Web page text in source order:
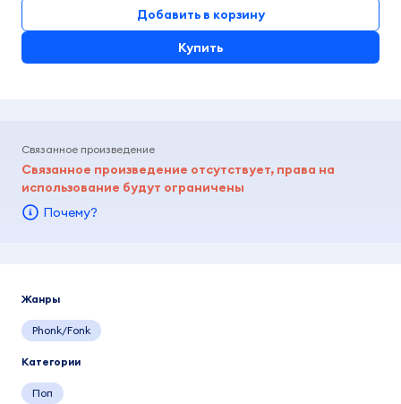
Добавить в корзину
Купить
Связанное произведение
Связанное произведение отсутствует, права на
использование будут ограничены
Почему?
Жанры
Phonk/Fonk
Категории
Поп